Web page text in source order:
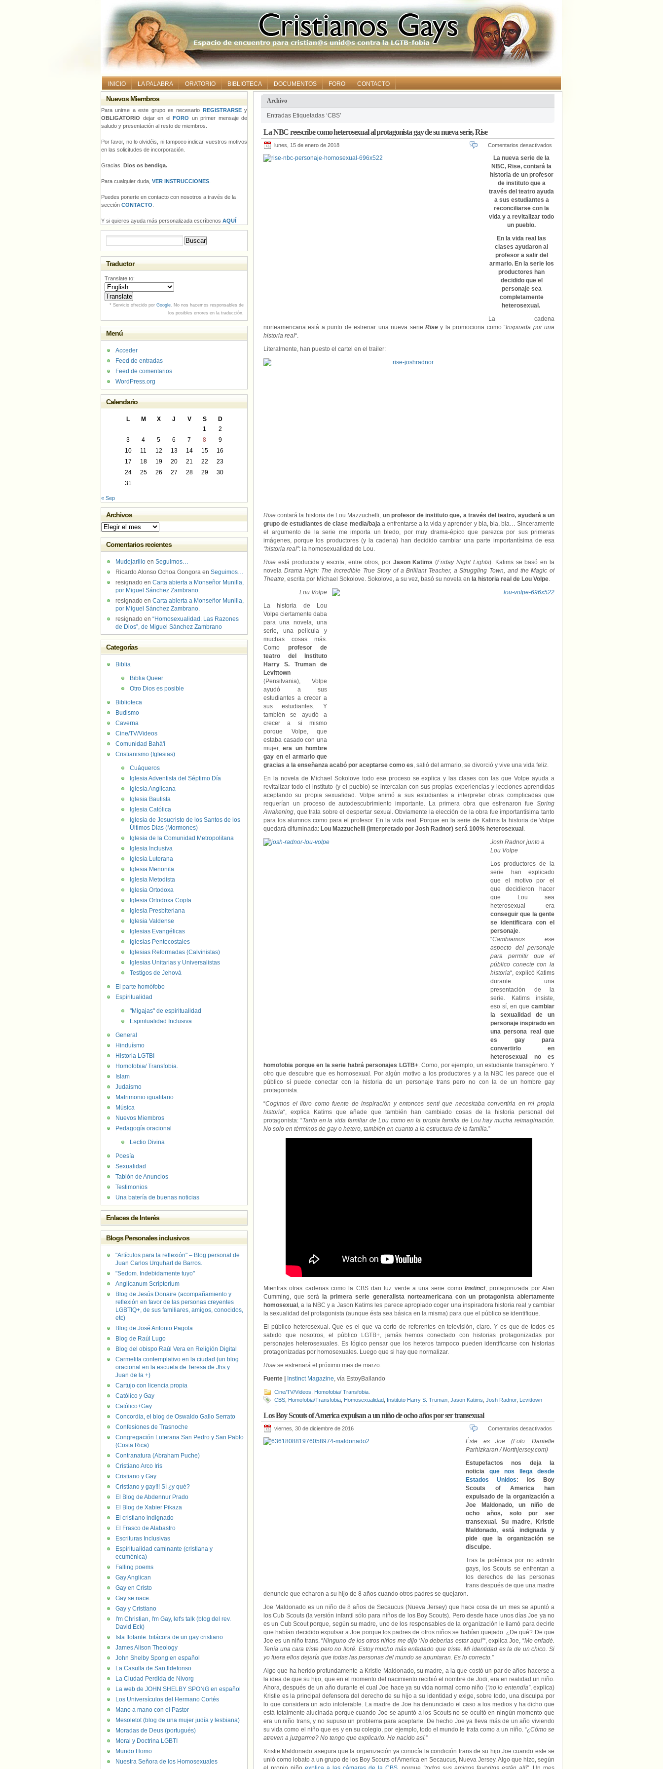
INICIO LA PALABRA ORATORIO BIBLIOTECA DOCUMENTOS FORO CONTACTO
Archivo
Entradas Etiquetadas ‘CBS’
La NBC reescribe como heterosexual al protagonista gay de su nueva serie, Rise
lunes, 15 de enero de 2018 Comentarios desactivados
La nueva serie de la
NBC, Rise, contará la
historia de un profesor
de instituto que a
través del teatro ayuda
a sus estudiantes a
reconciliarse con la
vida y a revitalizar todo
un pueblo.
En la vida real las
clases ayudaron al
profesor a salir del
armario. En la serie los
productores han
decidido que el
personaje sea
completamente
heterosexual.
La cadena
norteamericana está a punto de estrenar una nueva serie Risey la promociona como “Inspirada por una
historia real“.
Literalmente, han puesto el cartel en el trailer:
Rise contará la historia de Lou Mazzuchelli, un profesor de instituto que, a través del teatro, ayudará a un
grupo de estudiantes de clase media/bajaa enfrentarse a la vida y aprender y bla, bla, bla… Sinceramente
el argumento de la serie me importa un bledo, por muy drama-épico que parezca por sus primeras
imágenes, porque los productores (y la cadena) han decidido cambiar una parte importantísima de esa
“historia real”: la homosexualidad de Lou.
Rise está producida y escrita, entre otros, por Jason Katims (Friday Night Lights). Katims se basó en la
novela Drama High: The Incredible True Story of a Brilliant Teacher, a Struggling Town, and the Magic of
Theatre, escrita por Michael Sokolove. Sokolove, a su vez, basó su novela en la historia real de Lou Volpe.
Lou Volpe
La historia de Lou
Volpe ciertamente daba
para una novela, una
serie, una película y
muchas cosas más.
Como profesor de
teatro del Instituto
Harry S. Truman de
Levittown
(Pensilvania), Volpe
ayudó a sus
estudiantes a crecer a
sus estudiantes. Y
también se ayudó a
crecer a si mismo
porque Volpe, que
estaba casado con una
mujer,era un hombre
gay en el armario que
gracias a la enseñanza acabó por aceptarse como es, salió del armario, se divorció y vive una vida feliz.
En la novela de Michael Sokolove todo ese proceso se explica y las clases con las que Volpe ayuda a
revitalizar todo el instituto (y el pueblo) se intercalan con sus propias experiencias y lecciones aprendidas
aceptando su propia sexualidad. Volpe animó a sus estudiantes a interpretar obras complicadas que
requerían un proceso de autodescubrimiento importante. La primera obra que estrenaron fue Spring
Awakening, que trata sobre el despertar sexual. Obviamente la elección de la obra fue importantísima tanto
para los alumnos como para el profesor. En la vida real. Porque en la serie de Katims la historia de Volpe
quedará difuminada: Lou Mazzuchelli (interpretado por Josh Radnor) será 100% heterosexual .
Josh Radnor junto a
Lou Volpe
Los productores de la
serie han explicado
que el motivo por el
que decidieron hacer
que Lou sea
heterosexual era
conseguir que la gente
se identificara con el
personaje.
“Cambiamos ese
aspecto del personaje
para permitir que el
público conecte con la
historia“, explicó Katims
durante una
presentación de la
serie. Katims insiste,
eso sí, en que cambiar
la sexualidad de un
personaje inspirado en
una persona real que
es gay para
convertirlo en
heterosexual no es
homofobia porque en la serie habrá personajes LGTB+. Como, por ejemplo, un estudiante transgénero. Y
otro que descubre que es homosexual. Por algún motivo a los productores y a la NBC les parece que el
público sí puede conectar con la historia de un personaje trans pero no con la de un hombre gay
protagonista.
“Cogimos el libro como fuente de inspiración y entonces sentí que necesitaba convertirla en mi propia
historia“, explica Katims que añade que también han cambiado cosas de la historia personal del
protagonista: “Tanto en la vida familiar de Lou como en la propia familia de Lou hay mucha reimaginación.
No solo en términos de gay o hetero, también en cuanto a la estructura de la familia.”
Mientras otras cadenas como la CBS dan luz verde a una serie comoInstinct, protagonizada por Alan
Cumming, que será
la primera serie generalista norteamericana con un protagonista abiertamente
homosexual , a la NBC y a Jason Katims les parece apropiado coger una inspiradora historia real y cambiar
la sexualidad del protagonista (aunque ésta sea básica en la misma) para que el público se identifique.
El público heterosexual. Que es el que va corto de referentes en televisión, claro. Y es que de todos es
sabido que nosotros, el público LGTB+, jamás hemos conectado con historias protagonizadas por
personajes heterosexuales. Es lógico pensar que los heteros tampoco pueden identificarse con historias
protagonizadas por homosexuales. Luego que si hay que normalizar.
Rise se estrenará el próximo mes de marzo.
Fuente |
Instinct Magazine, vía EstoyBailando
Cine/TV/Videos
Homofobia/ Transfobia.
CBS Homofobia/Transfobia Homosexualidad Instituto Harry S. Truman Jason Katims Josh Radnor, Levittown
Pensilvania
Lou Mazzuchelli Lou Volpe Michael Sokolove NBC Rise
Los Boy Scouts of America expulsan a un niño de ocho años por ser transexual
viernes, 30 de diciembre de 2016 Comentarios desactivados
Éste es Joe (Foto: Danielle
Parhizkaran / Northjersey.com)
Estupefactos nos deja la
noticia que nos llega desde
Estados Unidos: los Boy
Scouts of America han
expulsado de la organización a
Joe Maldonado, un niño de
ocho años, solo por ser
transexual. Su madre, Kristie
Maldonado, está indignada y
pide que la organización se
disculpe.
Tras la polémica por no admitir
gays, los Scouts se enfrentan a
los derechos de las personas
trans después de que una madre
denuncie que echaron a su hijo de 8 años cuando otros padres se quejaron.
Joe Maldonado es un niño de 8 años de Secaucus (Nueva Jersey) que hace cosa de un mes se apuntó a
los Cub Scouts (la versión infantil sólo para niños de los Boy Scouts). Pero desde hace unos días Joe ya no
es un Cub Scout porque, según su madre, uno de los responsables de la organización le llamó para decirle
que habían decidido expulsar a Joe porque los padres de otros niños se habían quejado. ¿De qué? De que
Joe es un niño trans. “Ninguno de los otros niños me dijo ‘No deberías estar aquí’“, explica Joe, “Me enfadé.
Tenía una cara triste pero no lloré. Estoy mucho más enfadado que triste. Mi identidad es la de un chico. Si
yo fuera ellos dejaría que todas las personas del mundo se apuntaran. Es lo correcto.”
Algo que ha herido profundamente a Kristie Maldonado, su madre, a la que costó un par de años hacerse a
la idea de que su hijo, que en el momento del nacimiento recibió el nombre de Jodi, era en realidad un niño.
Ahora, después de un año durante el cual Joe hace ya su vida normal como niño (“no lo entendía”, explica)
Kristie es la principal defensora del derecho de su hijo a su identidad y exige, sobre todo, una disculpa por
lo que considera un acto intolerable. La madre de Joe ha denunciado el caso a los medios y ha dicho que
está totalmente alucinada porque cuando Joe se apuntó a los Scouts no se ocultó en ningún momento que
era un niño trans, y no supuso un problema para aceptarle. De hecho Joe ya lleva más de un año viviendo
su vida como el niño que es y en su colegio, por ejemplo, todo el mundo le trata como a un niño. “¿Cómo se
atreven a juzgarme? No tengo que explicarlo. He nacido así.”
Kristie Maldonado asegura que la organización ya conocía la condición trans de su hijo Joe cuando este se
unió como lobato a un grupo de los Boy Scouts of America en Secaucus, Nueva Jersey. Algo que hizo, según
Nuevos Miembros
Para unirse a este grupo es necesario REGISTRARSEy
OBLIGATORIO dejar en el FORO un primer mensaje de
saludo y presentación al resto de miembros.
Por favor, no lo olvidéis, ni tampoco indicar vuestros motivos
en las solicitudes de incorporación.
Gracias. Dios os bendiga.
Para cualquier duda, VER INSTRUCCIONES
Puedes ponerte en contacto con nosotros a través de la
sección CONTACTO
Y si quieres ayuda más personalizada escríbenos AQUÍ
Traductor
Translate to:
* Servicio ofrecido por Google. No nos hacemos responsables de
los posibles errores en la traducción.
Menú
Acceder
Feed de entradas
Feed de comentarios
WordPress.org
Calendario
L M X J V S
D
1
2
3
4 5 6 7 8
9
10
11 12 13 14 15
16
17
18 19 20 21 22
23
24
25 26 27 28 29
30
31
« Sep
Archivos
Archivos
Comentarios recientes
Mudejarillo en Seguimos…
Ricardo Alonso Ochoa Gongora en Seguimos…
resignado en Carta abierta a Monseñor Munilla,
por Miguel Sánchez Zambrano.
resignado en Carta abierta a Monseñor Munilla,
por Miguel Sánchez Zambrano.
resignado en “Homosexualidad. Las Razones
de Dios”, de Miguel Sánchez Zambrano
Categorías
Biblia
Biblia Queer
Otro Dios es posible
Biblioteca
Budismo
Caverna
Cine/TV/Videos
Comunidad Bahá'í
Cristianismo (Iglesias)
Cuáqueros
Iglesia Adventista del Séptimo Día
Iglesia Anglicana
Iglesia Bautista
Iglesia Católica
Iglesia de Jesucristo de los Santos de los
Últimos Días (Mormones)
Iglesia de la Comunidad Metropolitana
Iglesia Inclusiva
Iglesia Luterana
Iglesia Menonita
Iglesia Metodista
Iglesia Ortodoxa
Iglesia Ortodoxa Copta
Iglesia Presbiteriana
Iglesia Valdense
Iglesias Evangélicas
Iglesias Pentecostales
Iglesias Reformadas (Calvinistas)
Iglesias Unitarias y Universalistas
Testigos de Jehová
El parte homófobo
Espiritualidad
"Migajas" de espiritualidad
Espiritualidad Inclusiva
General
Hinduísmo
Historia LGTBI
Homofobia/ Transfobia.
Islam
Judaísmo
Matrimonio igualitario
Música
Nuevos Miembros
Pedagogía oracional
Lectio Divina
Poesía
Sexualidad
Tablón de Anuncios
Testimonios
Una batería de buenas noticias
Enlaces de Interés
Blogs Personales inclusivos
"Artículos para la reflexión" – Blog personal de
Juan Carlos Urquhart de Barros.
"Sedom. Indebidamente tuyo"
Anglicanum Scriptorium
Blog de Jesús Donaire (acompañamiento y
reflexión en favor de las personas creyentes
LGBTIQ+, de sus familiares, amigos, conocidos,
etc)
Blog de José Antonio Pagola
Blog de Raúl Lugo
Blog del obispo Raúl Vera en Religión Digital
Carmelita contemplativo en la ciudad (un blog
oracional en la escuela de Teresa de Jhs y
Juan de la +)
Cartujo con licencia propia
Católico y Gay
Católico+Gay
Concordia, el blog de Oswaldo Gallo Serrato
Confesiones de Trasnoche
Congregación Luterana San Pedro y San Pablo
(Costa Rica)
Contranatura (Abraham Puche)
Cristiano Arco Iris
Cristiano y Gay
Cristiano y gay!!! Sí ¿y qué?
El Blog de Abdennur Prado
El Blog de Xabier Pikaza
El cristiano indignado
El Frasco de Alabastro
Escrituras Inclusivas
Espiritualidad caminante (cristiana y
ecuménica)
Falling poems
Gay Anglican
Gay en Cristo
Gay se nace.
Gay y Cristiano
I'm Christian, I'm Gay, let's talk (blog del rev.
David Eck)
Isla flotante: bitácora de un gay cristiano
James Alison Theology
John Shelby Spong en español
La Casulla de San Ildefonso
La Ciudad Perdida de Nivorg
La web de JOHN SHELBY SPONG en español
Los Universículos del Hermano Cortés
Mano a mano con el Pastor
Mesoletot (blog de una mujer judía y lesbiana)
Moradas de Deus (portugués)
Moral y Doctrina LGBTI
Mundo Homo
Nuestra Señora de los Homosexuales